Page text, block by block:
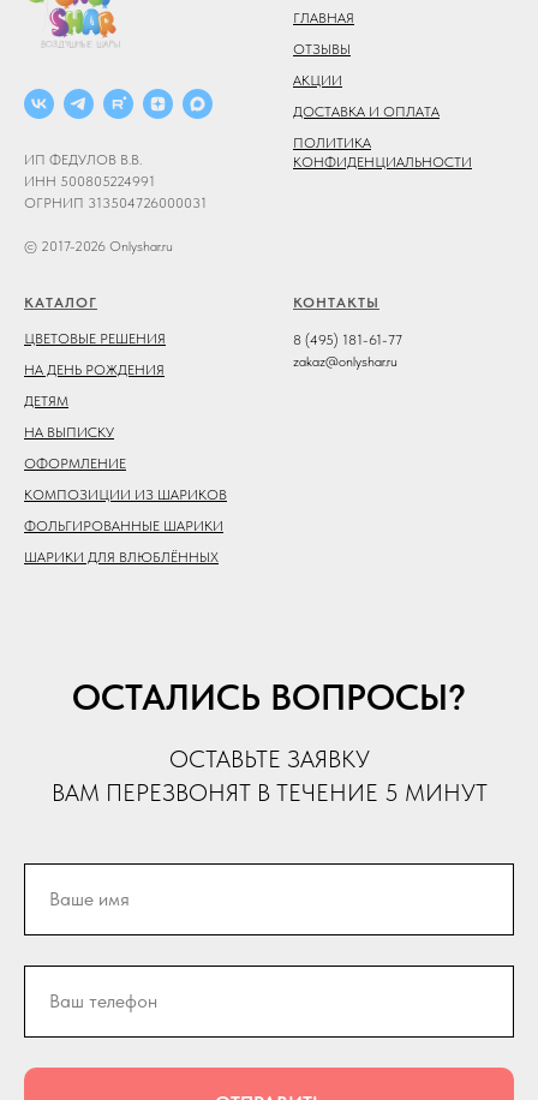
ИП ФЕДУЛОВ В.В.
ИНН 500805224991
ОГРНИП 313504726000031
© 2017-2026 Onlyshar.ru
ГЛАВНАЯ
ОТЗЫВЫ
АКЦИИ
ДОСТАВКА И ОПЛАТА
ПОЛИТИКА
КОНФИДЕНЦИАЛЬНОСТИ
КАТАЛОГ
ЦВЕТОВЫЕ РЕШЕНИЯ
НА ДЕНЬ РОЖДЕНИЯ
ДЕТЯМ
НА ВЫПИСКУ
ОФОРМЛЕНИЕ
КОМПОЗИЦИИ ИЗ ШАРИКОВ
ФОЛЬГИРОВАННЫЕ ШАРИКИ
ШАРИКИ ДЛЯ ВЛЮБЛЁННЫХ
КОНТАКТЫ
8 (495) 181-61-77
zakaz@onlyshar.ru
ОСТАЛИСЬ ВОПРОСЫ?
ОСТАВЬТЕ ЗАЯВКУ
ВАМ ПЕРЕЗВОНЯТ В ТЕЧЕНИЕ 5 МИНУТ